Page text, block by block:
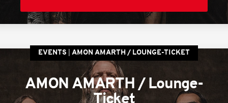
EVENTS AMON AMARTH / LOUNGE-TICKET
AMON AMARTH / Lounge-
Ticket